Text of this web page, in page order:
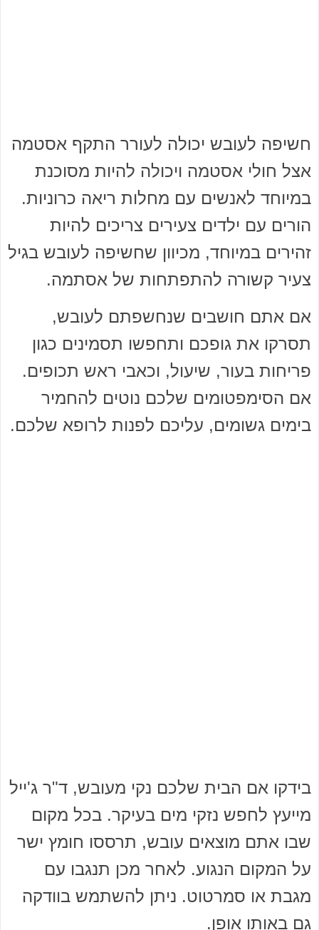
חשיפה לעובש יכולה לעורר התקף אסטמה
אצל חולי אסטמה ויכולה להיות מסוכנת
במיוחד לאנשים עם מחלות ריאה כרוניות.
הורים עם ילדים צעירים צריכים להיות
זהירים במיוחד, מכיוון שחשיפה לעובש בגיל
צעיר קשורה להתפתחות של אסתמה.
אם אתם חושבים שנחשפתם לעובש,
תסרקו את גופכם ותחפשו תסמינים כגון
פריחות בעור, שיעול, וכאבי ראש תכופים.
אם הסימפטומים שלכם נוטים להחמיר
בימים גשומים, עליכם לפנות לרופא שלכם.
בידקו אם הבית שלכם נקי מעובש, ד"ר ג'ייל
מייעץ לחפש נזקי מים בעיקר. בכל מקום
שבו אתם מוצאים עובש, תרססו חומץ ישר
על המקום הנגוע. לאחר מכן תנגבו עם
מגבת או סמרטוט. ניתן להשתמש בוודקה
גם באותו אופן.